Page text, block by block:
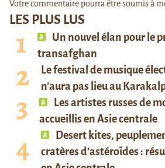
LES PLUS LUS
Un nouvel élan pour le
transafghan
Le festival de musique
n’aura pas lieu au
Les artistes russes de
accueillis en Asie centrale
Desert kites,
cratères d’astéroïdes :
Votre commentaire pourra être soumis à